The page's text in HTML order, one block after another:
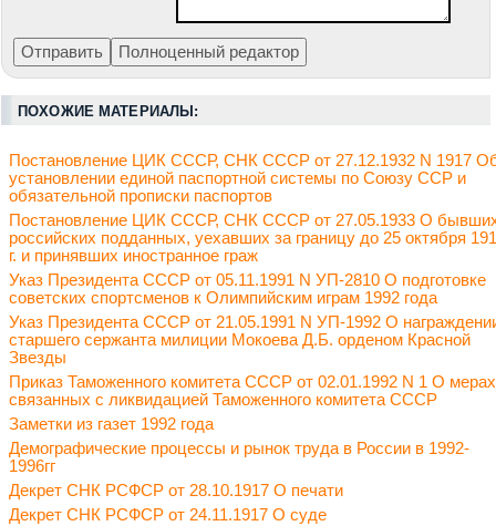
ПОХОЖИЕ МАТЕРИАЛЫ:
Постановление ЦИК СССР, СНК СССР от 27.12.1932 N 1917
установлении единой паспортной системы по Союзу ССР и
обязательной прописки паспортов
Постановление ЦИК СССР, СНК СССР от 27.05.1933 О
российских подданных, уехавших за границу до 25 октября
г. и принявших иностранное граж
Указ Президента СССР от 05.11.1991 N УП-2810 О подготовке
советских спортсменов к Олимпийским играм 1992 года
Указ Президента СССР от 21.05.1991 N УП-1992 О
старшего сержанта милиции Мокоева Д.Б. орденом Красной
Звезды
Приказ Таможенного комитета СССР от 02.01.1992 N 1 О
связанных с ликвидацией Таможенного комитета СССР
Заметки из газет 1992 года
Демографические процессы и рынок труда в России в 1992-
1996гг
Декрет СНК РСФСР от 28.10.1917 О печати
Декрет СНК РСФСР от 24.11.1917 О суде